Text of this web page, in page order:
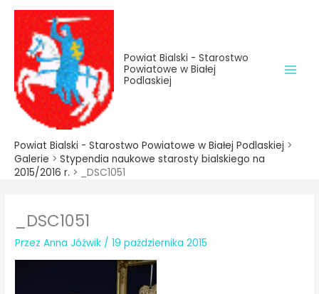
treści
Przejdź
treści
Powiat Bialski - Starostwo
Powiatowe w Białej
Podlaskiej
Powiat Bialski - Starostwo Powiatowe w Białej Podlaskiej >
Galerie > Stypendia naukowe starosty bialskiego na
2015/2016 r. > _DSC1051
_DSC1051
PrzezAnna Jóźwik /19 października 2015